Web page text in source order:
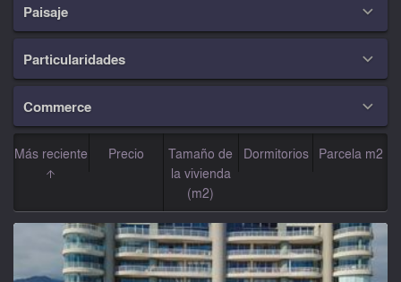
Paisaje 
Particularidades 
Commerce 
Más reciente Precio
Tamaño de
la vivienda
(m2)
Dormitorios Parcela m2